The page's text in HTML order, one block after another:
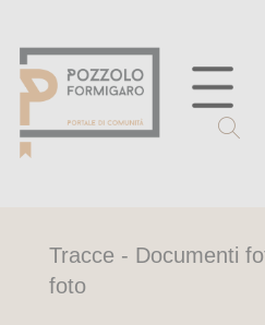
Tracce - Documenti
foto